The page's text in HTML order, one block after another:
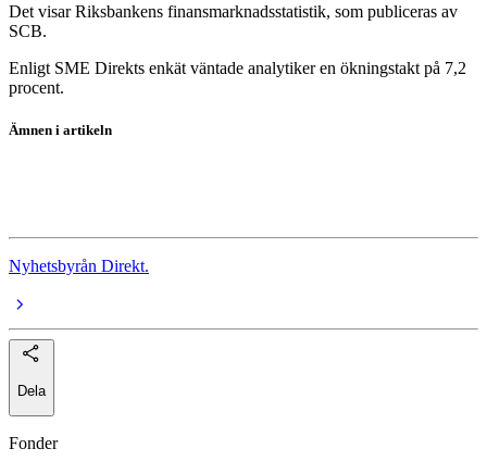
Det visar Riksbankens finansmarknadsstatistik, som publiceras av
SCB.
Enligt SME Direkts enkät väntade analytiker en ökningstakt på 7,2
procent.
Ämnen i artikeln
Nyhetsbyrån Direkt.
Dela
Fonder